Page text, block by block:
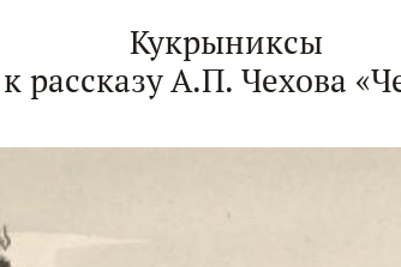
Кукрыниксы
рассказу А.П. Чехова